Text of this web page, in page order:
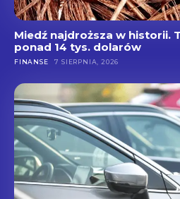
Miedź najdroższa w historii.
ponad 14 tys. dolarów
FINANSE 7 SIERPNIA, 2026